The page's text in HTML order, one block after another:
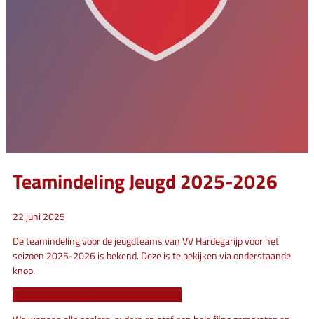
Teamindeling Jeugd 2025-2026
22 juni 2025
De teamindeling voor de jeugdteams van VV Hardegarijp voor het
seizoen 2025-2026 is bekend. Deze is te bekijken via onderstaande
knop.